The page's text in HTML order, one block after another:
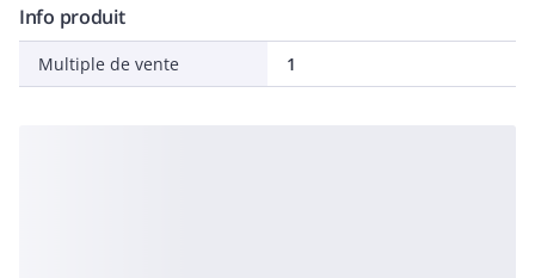
Info produit
Multiple de vente 1